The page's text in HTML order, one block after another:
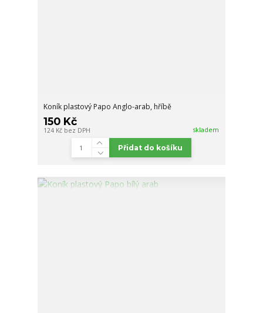
Koník plastový Papo Anglo-arab, hříbě
150 Kč
124 Kč bez DPH skladem
Přidat do košíku